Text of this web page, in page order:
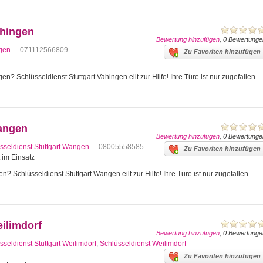
Bewertung hinzufügen , 0
Zu Favoriten hinzufügen
071112566809
Schlüsseldienst Stuttgart Vahingen eilt zur Hilfe! Ihre Türe ist nur zugefallen…
Bewertung hinzufügen , 0
Stuttgart Wangen Zu Favoriten hinzufügen
08005558585
Einsatz
Schlüsseldienst Stuttgart Wangen eilt zur Hilfe! Ihre Türe ist nur zugefallen…
Bewertung hinzufügen , 0
Stuttgart Weilimdorf, Schlüsseldienst Weilimdorf
Zu Favoriten hinzufügen